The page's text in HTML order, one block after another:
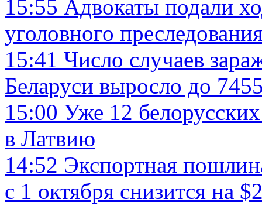
15:55 Адвокаты подали
уголовного
15:41 Число случаев
Беларуси выросло до
15:00 Уже 12
в Латвию
14:52 Экспортная
с 1 октября снизится на